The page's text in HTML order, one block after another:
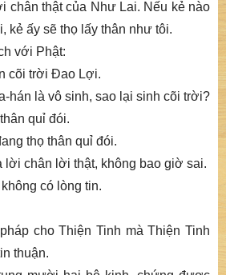
chân thật của Như Lai. Nếu kẻ nào
kẻ ấy sẽ thọ lấy thân như tôi.
với Phật:
cõi trời Đao Lợi.
hán là vô sinh, sao lại sinh cõi trời?
quỉ đói.
thọ thân quỉ đói.
lời chân lời thật, không bao giờ sai.
có lòng tin.
cho Thiện Tinh mà Thiện Tinh
thuận.